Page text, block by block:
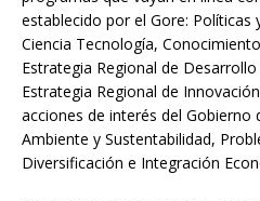
establecido por el Gore: Políticas
Ciencia Tecnología,
Estrategia Regional de Desarrollo
Estrategia Regional de
acciones de interés del
Ambiente y Sustentabilidad,
Diversificación e Integración